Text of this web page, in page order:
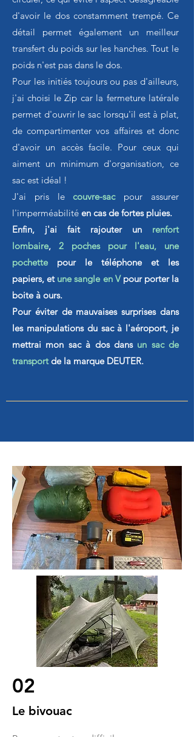
d'avoir le dos constamment trempé. Ce
détail permet également un meilleur
transfert du poids sur les hanches. Tout le
poids n'est pas dans le dos.
Pour les initiés toujours ou pas d'ailleurs,
j'ai choisi le Zip car la fermeture latérale
permet d'ouvrir le sac lorsqu'il est à plat,
de compartimenter vos affaires et donc
d'avoir un accès facile. Pour ceux qui
aiment un minimum d'organisation, ce
sac est idéal !
J'ai pris le couvre-sac
pour assurer
l'imperméabilité en cas de fortes pluies.
Enfin, j'ai fait rajouter un
renfort
lombaire, 2 poches pour l'eau,
une
pochette pour le téléphone et les
papiers, et une sangle en Vpour porter la
boite à ours.
Pour éviter de mauvaises surprises dans
les manipulations du sac à l'aéroport, je
mettrai mon sac à dos dans un sac de
transportde la marque DEUTER.
02
Le bivouac